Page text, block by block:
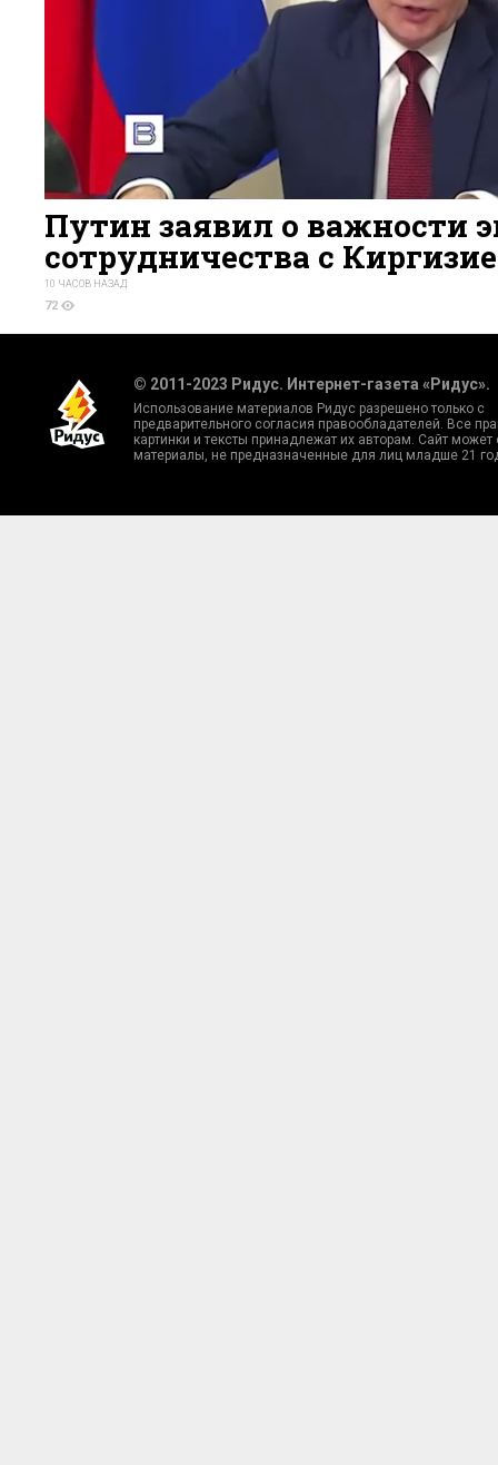
Путин заявил о важности
сотрудничества с
10 ЧАСОВ НАЗАД
72
© 2011-2023 Ридус. Интернет-газета «Ридус».
Использование материалов Ридус разрешено только с
предварительного согласия правообладателей. Все
картинки и тексты принадлежат их авторам. Сайт может
материалы, не предназначенные для лиц младше 21